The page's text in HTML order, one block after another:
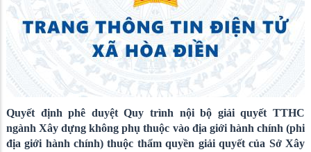
Quyết định phê duyệt Quy trình nội bộ giải quyết TTHC
ngành Xây dựng không phụ thuộc vào địa giới hành chính (phi
địa giới hành chính) thuộc thẩm quyền giải quyết của Sở Xây